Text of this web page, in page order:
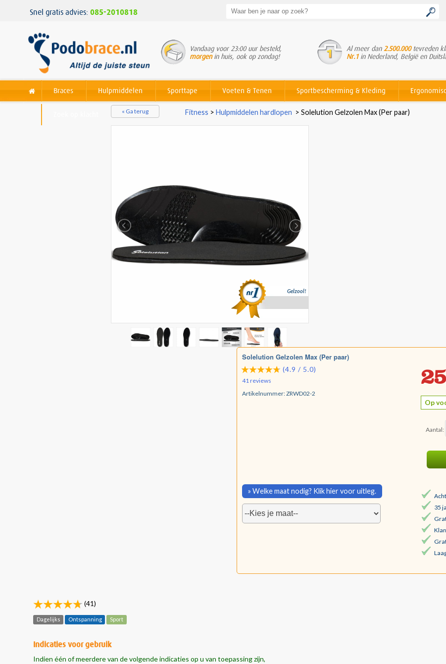
Snel gratis advies: 085-2010818
Vandaag voor 23:00 uur besteld,
morgenin huis, ook op zondag!
Al meer dan 2.500.000tevreden
Nr.1in Nederland, België en
Braces Hulpmiddelen Sporttape Voeten & Tenen Sportbescherming & Kleding
« Ga terug Fitness > Hulpmiddelen hardlopen > Solelution Gelzolen Max (Per paar)
Gelzool!
Op
Aantal:
35
Solelution Gelzolen Max (Per paar)
(4.9 / 5.0)
41 reviews
Artikelnummer:ZRWD02-2
» Welke maat nodig? Klik hier voor uitleg.
(41)
Dagelijks Ontspanning Sport
Indicaties voor gebruik
Indien één of meerdere van de volgende indicaties op u van toepassing zijn,